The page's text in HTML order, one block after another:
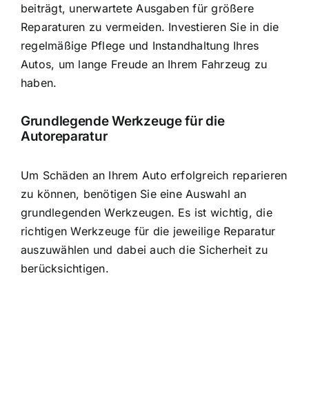
beiträgt, unerwartete Ausgaben für größere
Reparaturen zu vermeiden. Investieren Sie in die
regelmäßige Pflege und Instandhaltung Ihres
Autos, um lange Freude an Ihrem Fahrzeug zu
haben.
Grundlegende Werkzeuge für die
Autoreparatur
Um Schäden an Ihrem Auto erfolgreich reparieren
zu können, benötigen Sie eine Auswahl an
grundlegenden Werkzeugen. Es ist wichtig, die
richtigen Werkzeuge für die jeweilige Reparatur
auszuwählen und dabei auch die Sicherheit zu
berücksichtigen.